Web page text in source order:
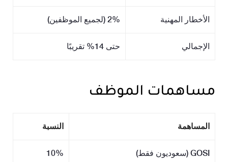
الأخطار المهنية 2% (لجميع الموظفين)
الإجمالي حتى 14% تقريبًا
مساهمات الموظف
المساهمة النسبة
GOSI (سعوديون فقط) 10%